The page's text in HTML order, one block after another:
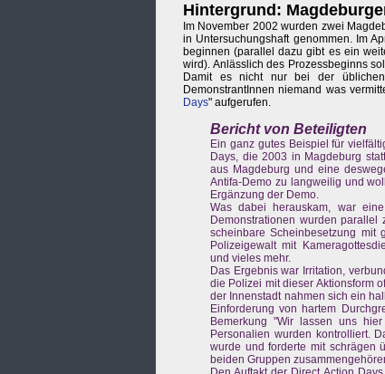
Hintergrund:
Im November 2002 wurden zwei
in Untersuchungshaft genommen. Im
beginnen (parallel dazu gibt es ein
wird). Anlässlich des Prozessbeginns
Damit es nicht nur bei der
DemonstrantInnen niemand was
Days" aufgerufen.
Bericht von Beteiligten
Ein ganz gutes Beispiel für
Days, die 2003 in Magdeburg
aus Magdeburg und eine
Antifa-Demo zu langweilig und
Ergänzung der Demo.
Was dabei herauskam, war
Demonstrationen wurden
scheinbare Scheinbesetzung mit
Polizeigewalt mit
und vieles mehr.
Das Ergebnis war Irritation,
die Polizei mit dieser Aktionsform
der Innenstadt nahmen sich ein
Einforderung von hartem
Bemerkung "Wir lassen uns
Personalien wurden kontrolliert.
wurde und forderte mit schrägen
beiden Gruppen